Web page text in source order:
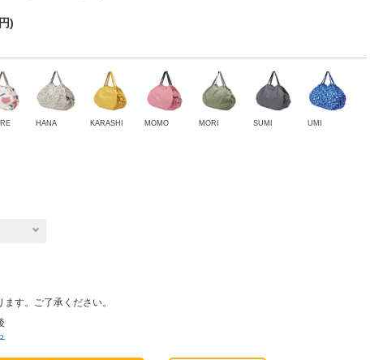
)
HANA KARASHI MOMO MORI SUMI UMI
す。ご了承ください。